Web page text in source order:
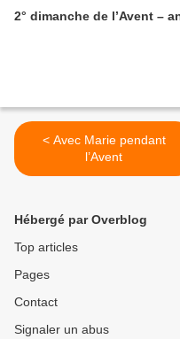
2° dimanche de l’Avent –
< Avec Marie pendant
l’Avent
Hébergé par Overblog
Top articles
Pages
Contact
Signaler un abus